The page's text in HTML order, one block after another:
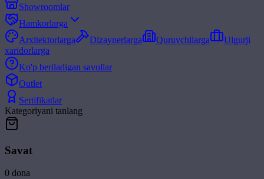
Showroomlar
Hamkorlarga
Arxitektorlarga
Dizaynerlarga Quruvchilarga
Ulgurji
xaridorlarga
Ko'p beriladigan savollar
Outlet
Sertifikatlar
Kategoriyani tanlang
Savat
0 dona